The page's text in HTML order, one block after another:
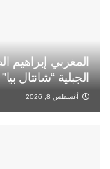
المغربي إبراهيم
الجبلية “شانتال بيا”
أغسطس 8, 2026